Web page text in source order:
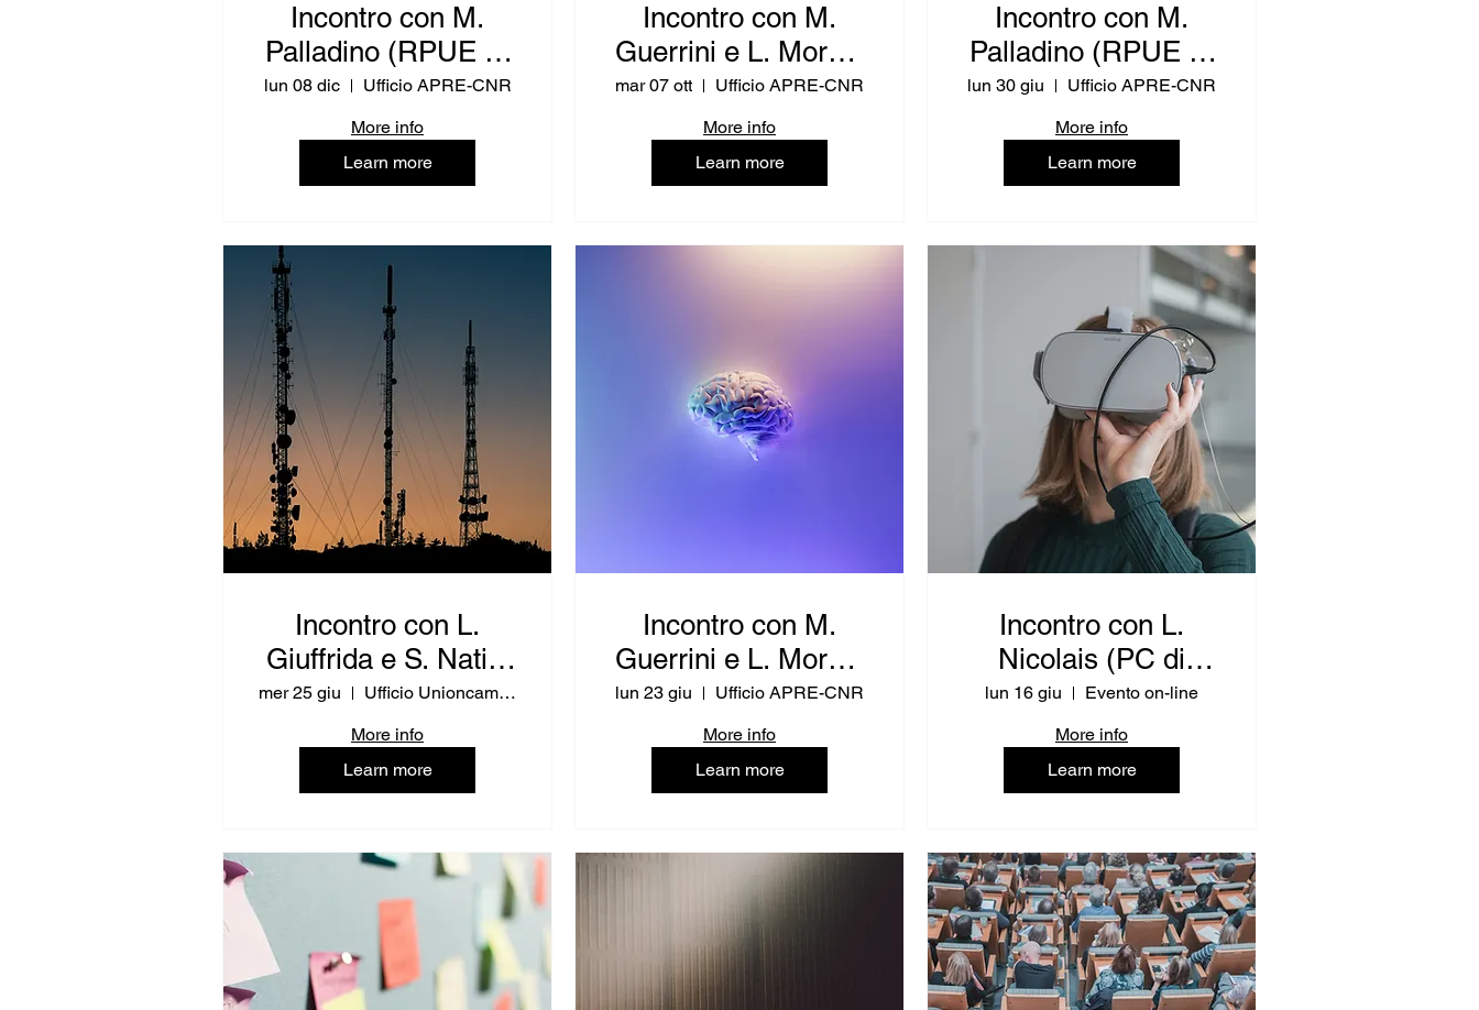
Incontro con M.
Palladino (RPUE IT
- Istruzione)
lun 08 dic
Ufficio APRE-CNR
More info
Learn more
Incontro con M.
Guerrini e L. Moretti
(RPUE IT - Ricerca
e Innovazione)
mar 07 ott
Ufficio APRE-CNR
More info
Learn more
Incontro con M.
Palladino (RPUE IT
- Istruzione)
lun 30 giu
Ufficio APRE-CNR
More info
Learn more
Incontro con L.
Giuffrida e S. Nativi
(RPUE IT - Digitale)
mer 25 giu
Ufficio Unioncamere Piemonte e Unito
More info
Learn more
Incontro con M.
Guerrini e L. Moretti
(RPUE IT - Ricerca
e Innovazione)
lun 23 giu
Ufficio APRE-CNR
More info
Learn more
Incontro con L.
Nicolais (PC di
Horizon Europe -
EIC & EIT)
lun 16 giu
Evento on-line
More info
Learn more